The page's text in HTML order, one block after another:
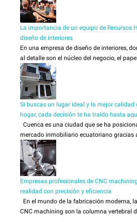
La importancia de un equipo de Recursos
diseño de interiores
En una empresa de diseño de interiores,
al detalle son el núcleo del negocio, el
Si buscas un lugar ideal y la mejor calidad
hogar, cada decisión te ha traído hasta
Cuenca es una ciudad que se ha
mercado inmobiliario ecuatoriano gracias
Empresas profesionales de CNC
realidad con precisión y eficiencia
En el mundo de la fabricación moderna,
CNC machining son la columna vertebral